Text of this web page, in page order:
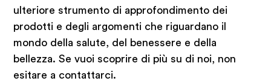
ulteriore strumento di approfondimento dei
prodotti e degli argomenti che riguardano il
mondo della salute, del benessere e della
bellezza. Se vuoi scoprire di più su di noi, non
esitare a contattarci.